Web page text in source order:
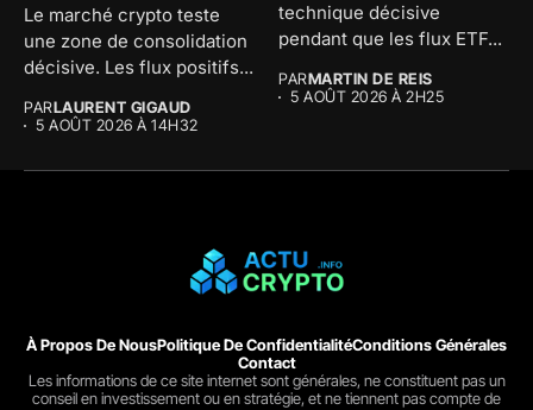
Le marché crypto teste
une zone de consolidation
décisive. Les flux positifs...
PARLAURENT GIGAUD
5 AOÛT 2026 À 14H32
technique décisive
pendant que les flux ETF...
PARMARTIN DE REIS
5 AOÛT 2026 À 2H25
À Propos De NousPolitique De ConfidentialitéConditions Générales
Contact
Les informations de ce site internet sont générales, ne constituent pas un
conseil en investissement ou en stratégie, et ne tiennent pas compte de